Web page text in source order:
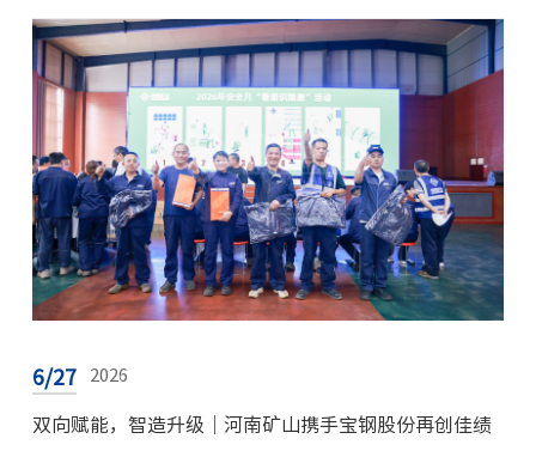
6/27 2026
双向赋能，智造升级｜河南矿山携手宝钢股份再创佳绩